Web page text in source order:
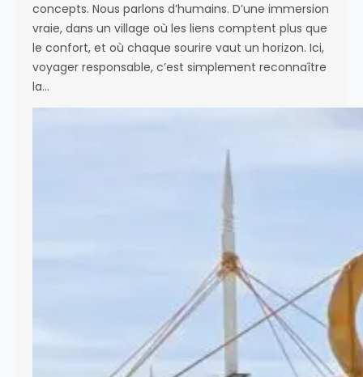
concepts. Nous parlons d’humains. D’une immersion
vraie, dans un village où les liens comptent plus que
le confort, et où chaque sourire vaut un horizon. Ici,
voyager responsable, c’est simplement reconnaître
la…